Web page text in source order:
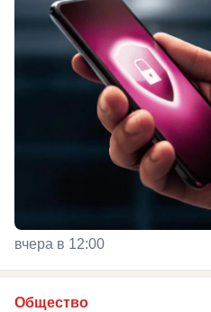
вчера в 12:00
Общество